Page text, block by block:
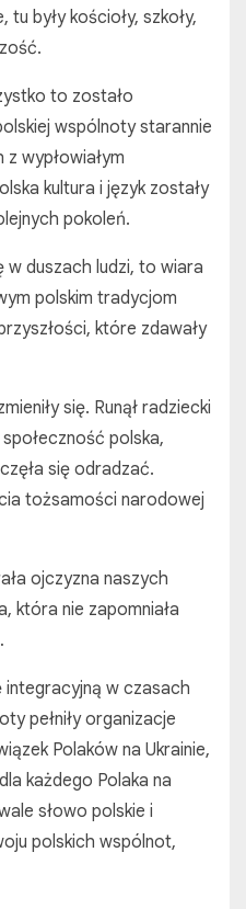
tu były kościoły, szkoły,
to zostało
wspólnoty starannie
wypłowiałym
kultura i język zostały
pokoleń.
w duszach ludzi, to wiara
polskim tradycjom
które zdawały
się. Runął radziecki
polska,
się odradzać.
tożsamości narodowej
ojczyzna naszych
która nie zapomniała
integracyjną w czasach
pełniły organizacje
Polaków na Ukrainie,
każdego Polaka na
słowo polskie i
polskich wspólnot,